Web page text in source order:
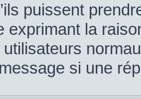
puissent
exprimant la
si une